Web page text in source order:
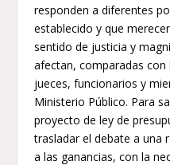
responden a diferentes
establecido y que
sentido de justicia y
afectan, comparadas
jueces, funcionarios y
Ministerio Público. Para
proyecto de ley de
trasladar el debate a una
a las ganancias, con la